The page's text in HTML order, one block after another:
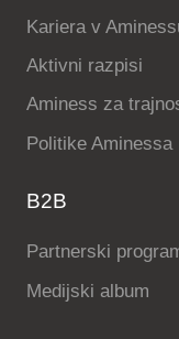
Kariera v
Aktivni razpisi
Aminess za
Politike Aminessa
B2B
Partnerski
Medijski album